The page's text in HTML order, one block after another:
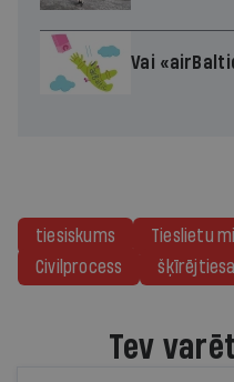
Vai
tiesiskums Tieslietu
Civilprocess
šķīrējtiesa
Tev